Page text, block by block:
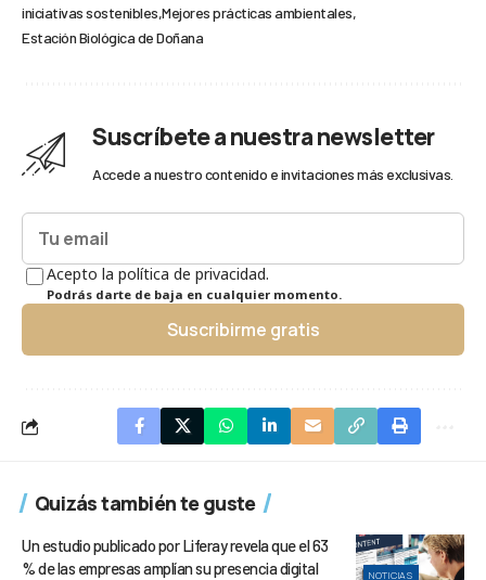
iniciativas sostenibles Mejores prácticas ambientales
Estación Biológica de Doñana
Suscríbete a nuestra newsletter
Accede a nuestro contenido e invitaciones más exclusivas.
Acepto la política de privacidad.
Podrás darte de baja en cualquier momento.
Suscribirme gratis
Quizás también te guste
NOTICIAS
Un estudio publicado por Liferay revela que el 63
% de las empresas amplían su presencia digital